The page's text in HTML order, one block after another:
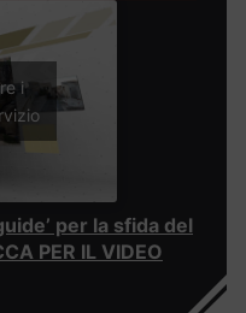
i
per la sfida del
PER IL VIDEO